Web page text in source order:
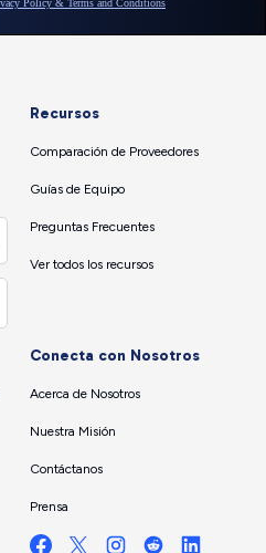
Recursos
Comparación de Proveedores
Guías de Equipo
Preguntas Frecuentes
Ver todos los recursos
Conecta con Nosotros
Acerca de Nosotros
Nuestra Misión
Contáctanos
Prensa